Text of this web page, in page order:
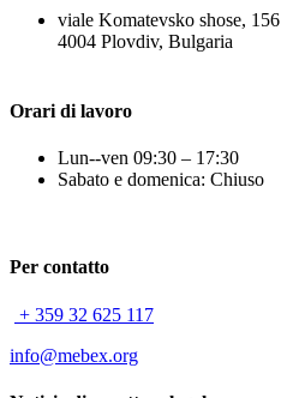
viale Komatevsko shose, 156
4004 Plovdiv, Bulgaria
Orari di lavoro
Lun--ven 09:30 – 17:30
Sabato e domenica: Chiuso
Per contatto
+ 359 32 625 117
info@mebex.org